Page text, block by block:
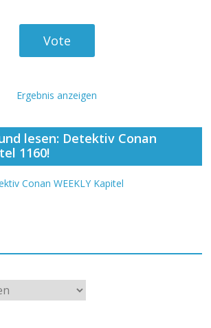
Ergebnis anzeigen
lesen: Detektiv Conan
1160!